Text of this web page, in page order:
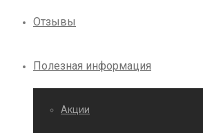
Отзывы
Полезная информация
Акции